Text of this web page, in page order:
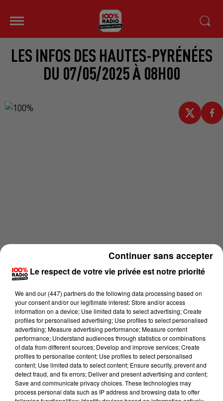
LES INFOS DES HAUTES-PYRÉNÉES
DU 07/05/2025 À 08H00
Lecture (4 min 14 sec)
Le respect de votre vie privée est notre priorité
We and our (447) partnersdo the following data processing based on
your consent and/or our legitimate interest: Store and/or access
information on a device; Use limited data to select advertising; Create
profiles for personalised advertising; Use profiles to select personalised
advertising; Measure advertising performance; Measure content
performance; Understand audiences through statistics or combinations
of data from different sources; Develop and improve services; Create
profiles to personalise content; Use profiles to select personalised
content; Use limited data to select content; Ensure security, prevent and
detect fraud, and fix errors; Deliver and present advertising and content;
Save and communicate privacy choices. These technologies may
process personal data such as IP address and browsing data to offer
Continuer sans accepter